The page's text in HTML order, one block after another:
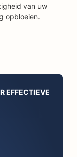
van uw
opbloeien.
EFFECTIEVE